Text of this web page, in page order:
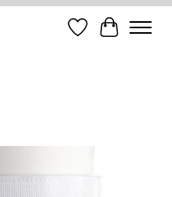
Verlanglijst